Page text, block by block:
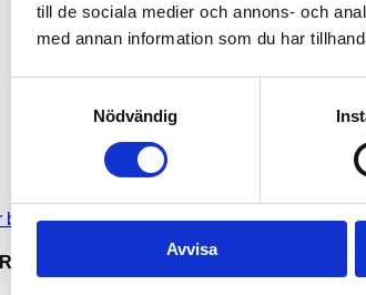
till de sociala medier och annons- och
med annan information som du har
Nödvändig
Avvisa